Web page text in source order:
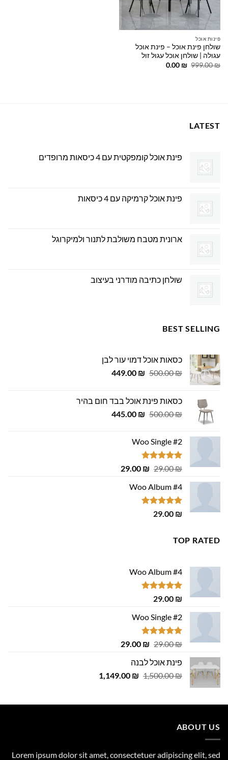
פינות אוכל
שולחן פינת אוכל – פינת אוכל
עגולה | שולחן אוכל עגול זול
999.00₪
המחיר
0.00 ₪
המחיר
LATEST
פינת אוכל קומפקטית עם 4 כיסאות מרופדים
פינת אוכל קרמיקה עם 4 כיסאות
ארונית מטבח משולבת לתנור ולמיקרוגל
שולחן כתיבה מודרני בעיצוב
BEST SELLING
כסאות אוכל דמוי עור לבן
500.00₪
המחיר
500.00 ₪.
449.00 ₪
המחיר
449.00 ₪.
כסאות פינת אוכל בבד חום בהיר
500.00₪
המחיר
500.00 ₪.
445.00 ₪
המחיר
Woo Single #2
דורג4.75
29.00₪
המחיר
היה:
29.00 ₪.
29.00 ₪
המחיר
Woo Album #4
דורג5.00
29.00 ₪
TOP RATED
Woo Album #4
דורג5.00
29.00 ₪
Woo Single #2
דורג4.75
29.00₪
המחיר
היה:
29.00 ₪.
29.00 ₪
המחיר
29.00 ₪.
פינת אוכל לבנה
1,500.00₪
המחיר
1,500.00 ₪.
1,149.00 ₪
המחיר
1,149.00 ₪.
ABOUT US
Lorem ipsum dolor sit amet, consectetuer adipiscing elit, sed